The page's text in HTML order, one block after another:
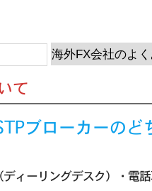
て
ブローカーのど
ィーリングデスク）・電